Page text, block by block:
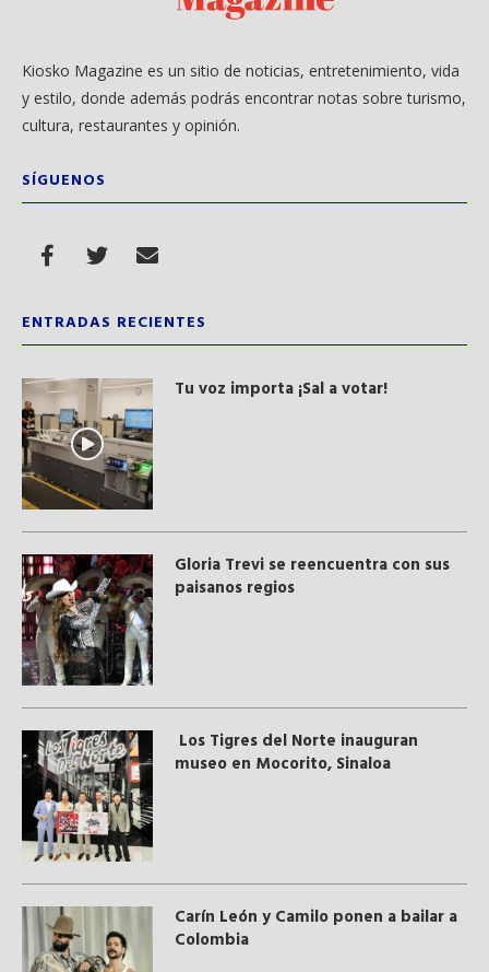
Kiosko Magazine es un sitio de noticias, entretenimiento, vida
y estilo, donde además podrás encontrar notas sobre turismo,
cultura, restaurantes y opinión.
SÍGUENOS
ENTRADAS RECIENTES
Tu voz importa ¡Sal a votar!
Gloria Trevi se reencuentra con sus
paisanos regios
Los Tigres del Norte inauguran
museo en Mocorito, Sinaloa
Carín León y Camilo ponen a bailar a
Colombia